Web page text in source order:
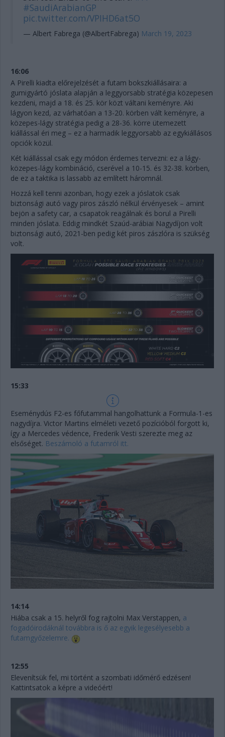
#SaudiArabianGP
pic.twitter.com/VPIHD6at5O
— Albert Fabrega (@AlbertFabrega) March 19, 2023
16:06
A Pirelli kiadta előrejelzését a futam bokszkiállásaira: a
gumigyártó jóslata alapján a leggyorsabb stratégia közepesen
kezdeni, majd a 18. és 25. kör közt váltani keményre. Aki
lágyon kezd, az várhatóan a 13-20. körben vált keményre, a
közepes-lágy stratégia pedig a 28-36. körre ütemezett
kiállással éri meg – ez a harmadik leggyorsabb az egykiállásos
opciók közül.
Két kiállással csak egy módon érdemes tervezni: ez a lágy-
közepes-lágy kombináció, cserével a 10-15. és 32-38. körben,
de ez a taktika is lassabb az említett háromnál.
Hozzá kell tenni azonban, hogy ezek a jóslatok csak
biztonsági autó vagy piros zászló nélkül érvényesek – amint
bejön a safety car, a csapatok reagálnak és borul a Pirelli
minden jóslata. Eddig mindkét Szaúd-arábiai Nagydíjon volt
biztonsági autó, 2021-ben pedig két piros zászlóra is szükség
volt.
15:33
Eseménydús F2-es főfutammal hangolhattunk a Formula-1-es
nagydíjra. Victor Martins elméleti vezető pozícióból forgott ki,
így a Mercedes védence, Frederik Vesti szerezte meg az
elsőséget. Beszámoló a futamról itt.
14:14
Hiába csak a 15. helyről fog rajtolni Max Verstappen, a
fogadóirodáknál továbbra is ő az egyik legesélyesebb a
futamgyőzelemre.
12:55
Elevenítsük fel, mi történt a szombati időmérő edzésen!
Kattintsatok a képre a videóért!